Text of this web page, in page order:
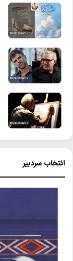
انتخاب سردبیر